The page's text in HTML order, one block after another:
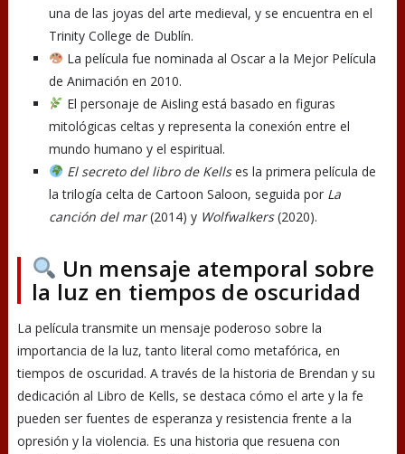
una de las joyas del arte medieval, y se encuentra en el
Trinity College de Dublín.
La película fue nominada al Oscar a la Mejor Película
de Animación en 2010.
El personaje de Aisling está basado en figuras
mitológicas celtas y representa la conexión entre el
mundo humano y el espiritual.
El secreto del libro de Kellses la primera película de
la trilogía celta de Cartoon Saloon, seguida por La
canción del mar(2014) y Wolfwalkers(2020).
Un mensaje atemporal sobre
la luz en tiempos de oscuridad
La película transmite un mensaje poderoso sobre la
importancia de la luz, tanto literal como metafórica, en
tiempos de oscuridad. A través de la historia de Brendan y su
dedicación al Libro de Kells, se destaca cómo el arte y la fe
pueden ser fuentes de esperanza y resistencia frente a la
opresión y la violencia. Es una historia que resuena con